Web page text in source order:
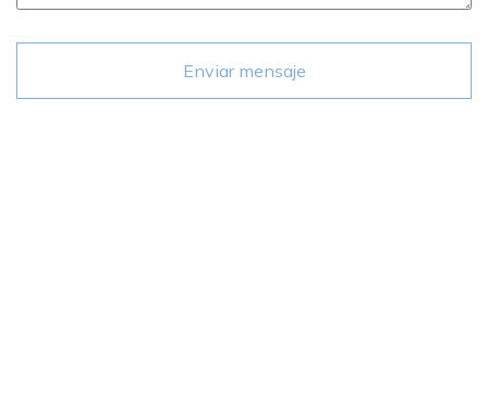
Enviar mensaje